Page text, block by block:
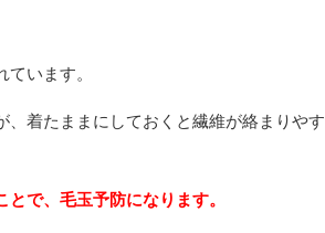
います。
着たままにしておくと繊維が絡まりやす
で、毛玉予防になります。